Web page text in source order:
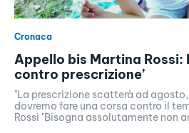
Cronaca
Appello bis Martina Rossi:
contro prescrizione’
"La prescrizione scatterà ad
dovremo fare una corsa contro il
Rossi "Bisogna assolutamente non